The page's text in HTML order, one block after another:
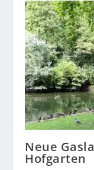
Neue
Hofgarten